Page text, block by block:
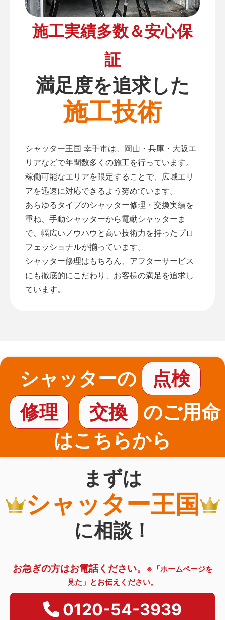
施工実績多数＆安心保
証
満足度を追求した
施工技術
シャッター王国 幸手市は、岡山・兵庫・大阪エ
リアなどで年間数多くの施工を行っています。
稼働可能なエリアを限定することで、広域エリ
アを迅速に対応できるよう努めています。
あらゆるタイプのシャッター修理・交換実績を
重ね、手動シャッターから電動シャッターま
で、幅広いノウハウと高い技術力を持ったプロ
フェッショナルが揃っています。
シャッター修理はもちろん、アフターサービス
にも徹底的にこだわり、お客様の満足を追求し
ています。
シャッターの
点検
修理
交換
のご用命
はこちらから
まずは
シャッター王国
に相談！
お急ぎの方はお電話ください。
※「ホームページを
見た」とお伝えください。
0120-54-3939